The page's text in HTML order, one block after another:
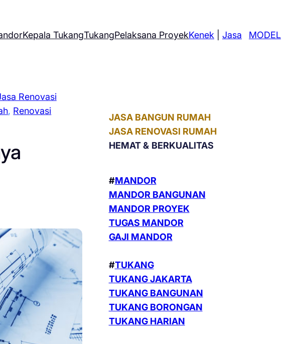
Kepala TukangTukangPelaksana ProyekKenek |Jasa MODEL
Renovasi
, Renovasi
JASA BANGUN RUMAH
JASA RENOVASI RUMAH
HEMAT & BERKUALITAS
#MANDOR
MANDOR BANGUNAN
MANDOR PROYEK
TUGAS MANDOR
GAJI MANDOR
#TUKANG
TUKANG JAKARTA
TUKANG BANGUNAN
TUKANG BORONGAN
TUKANG HARIAN